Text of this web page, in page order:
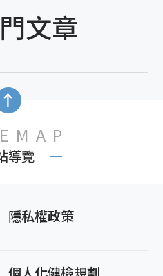
文章
導覽
隱私權政策